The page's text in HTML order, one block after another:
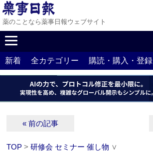
薬のことなら薬事日報ウェブサイト
新着 全カテゴリー 購読・購入・登録
« 前の記事
TOP >研修会 セミナー 催し物 ∨